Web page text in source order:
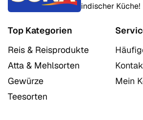
indischer Küche!
Top Kategorien
Reis & Reisprodukte
Atta & Mehlsorten
Gewürze
Teesorten
Mein